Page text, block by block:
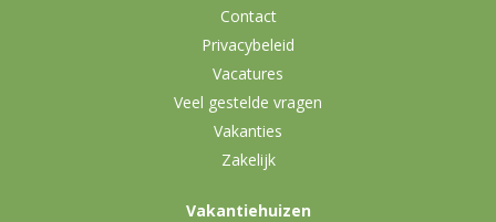
Contact
Privacybeleid
Vacatures
Veel gestelde vragen
Vakanties
Zakelijk
Vakantiehuizen